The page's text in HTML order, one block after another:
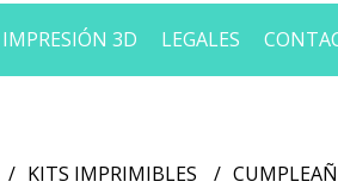
IMPRESIÓN 3D LEGALES
KITS IMPRIMIBLES